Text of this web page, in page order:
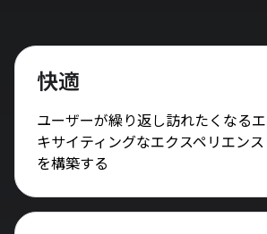
快適
ユーザーが繰り返し訪れたくなるエ
キサイティングなエクスペリエンス
を構築する